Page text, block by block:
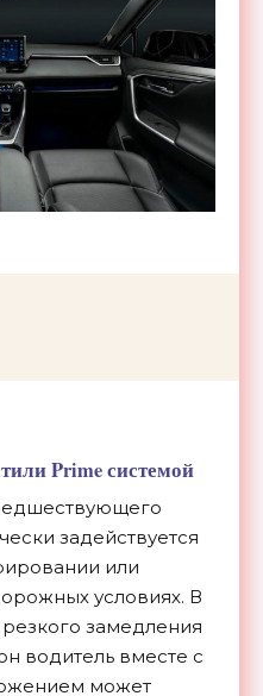
Prime системой
задействуется
или
условиях. В
замедления
водитель вместе с
может